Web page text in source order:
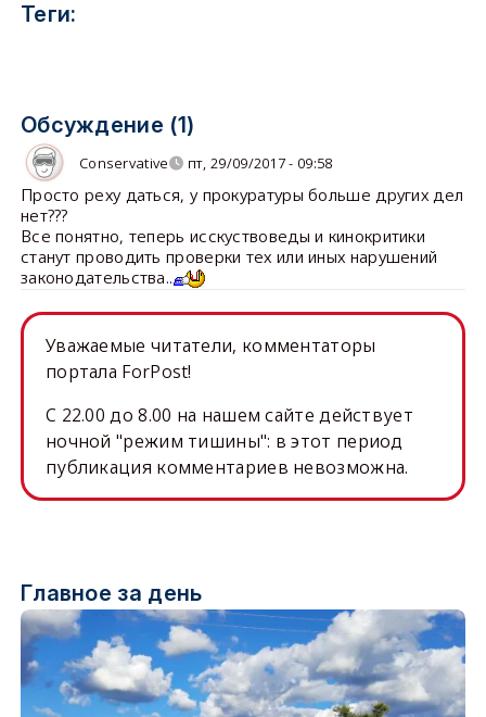
Теги:
Обсуждение (1)
Conservative пт, 29/09/2017 - 09:58
Просто реху даться, у прокуратуры больше других дел
нет???
Все понятно, теперь исскуствоведы и кинокритики
станут проводить проверки тех или иных нарушений
законодательства..
Уважаемые читатели, комментаторы
портала ForPost!
C 22.00 до 8.00 на нашем сайте действует
ночной "режим тишины": в этот период
публикация комментариев невозможна.
Главное за день